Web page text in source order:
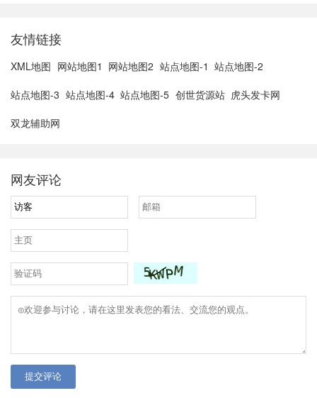
友情链接
XML地图 网站地图1 网站地图2 站点地图-1 站点地图-2
站点地图-3 站点地图-4 站点地图-5 创世货源站 虎头发卡网
双龙辅助网
网友评论
提交评论